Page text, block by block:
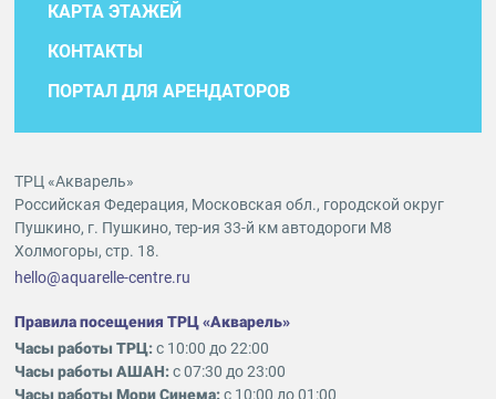
КАРТА ЭТАЖЕЙ
КОНТАКТЫ
ПОРТАЛ ДЛЯ АРЕНДАТОРОВ
ТРЦ «Акварель»
Российская Федерация, Московская обл., городской округ
Пушкино, г. Пушкино, тер-ия 33-й км автодороги М8
Холмогоры, стр. 18.
hello@aquarelle-centre.ru
Правила посещения ТРЦ «Акварель»
Часы работы ТРЦ:с 10:00 до 22:00
Часы работы АШАН:с 07:30 до 23:00
Часы работы Мори Синема:с 10:00 до 01:00